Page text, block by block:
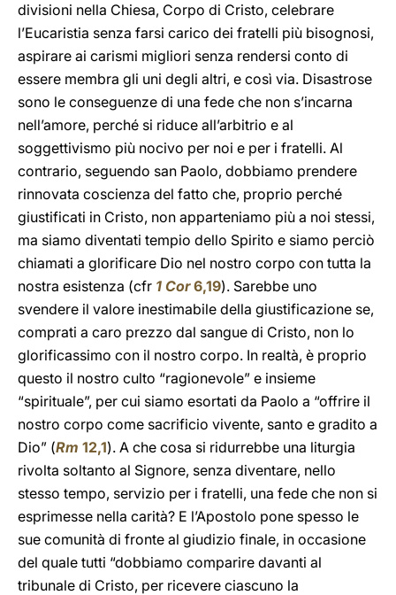
divisioni nella Chiesa, Corpo di Cristo, celebrare
l’Eucaristia senza farsi carico dei fratelli più bisognosi,
aspirare ai carismi migliori senza rendersi conto di
essere membra gli uni degli altri, e così via. Disastrose
sono le conseguenze di una fede che non s’incarna
nell’amore, perché si riduce all’arbitrio e al
soggettivismo più nocivo per noi e per i fratelli. Al
contrario, seguendo san Paolo, dobbiamo prendere
rinnovata coscienza del fatto che, proprio perché
giustificati in Cristo, non apparteniamo più a noi stessi,
ma siamo diventati tempio dello Spirito e siamo perciò
chiamati a glorificare Dio nel nostro corpo con tutta la
nostra esistenza (cfr 1 Cor6,19). Sarebbe uno
svendere il valore inestimabile della giustificazione se,
comprati a caro prezzo dal sangue di Cristo, non lo
glorificassimo con il nostro corpo. In realtà, è proprio
questo il nostro culto “ragionevole” e insieme
“spirituale”, per cui siamo esortati da Paolo a “offrire il
nostro corpo come sacrificio vivente, santo e gradito a
Dio” (Rm 12,1). A che cosa si ridurrebbe una liturgia
rivolta soltanto al Signore, senza diventare, nello
stesso tempo, servizio per i fratelli, una fede che non si
esprimesse nella carità? E l’Apostolo pone spesso le
sue comunità di fronte al giudizio finale, in occasione
del quale tutti “dobbiamo comparire davanti al
tribunale di Cristo, per ricevere ciascuno la